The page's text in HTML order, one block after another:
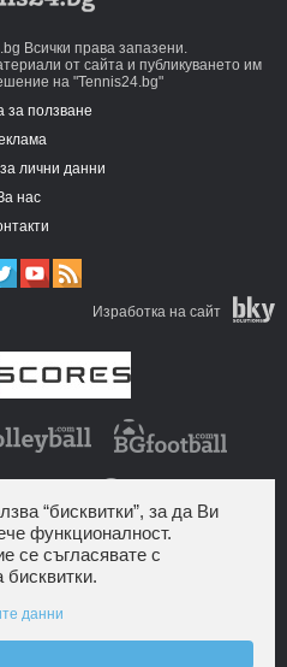
Всички права запазени.
от сайта и публикуването им
на "Tennis24.bg"
за ползване
лични данни
нас
Изработка на сайт
“бисквитки”, за да Ви
функционалност.
се съгласявате с
бисквитки.
данни